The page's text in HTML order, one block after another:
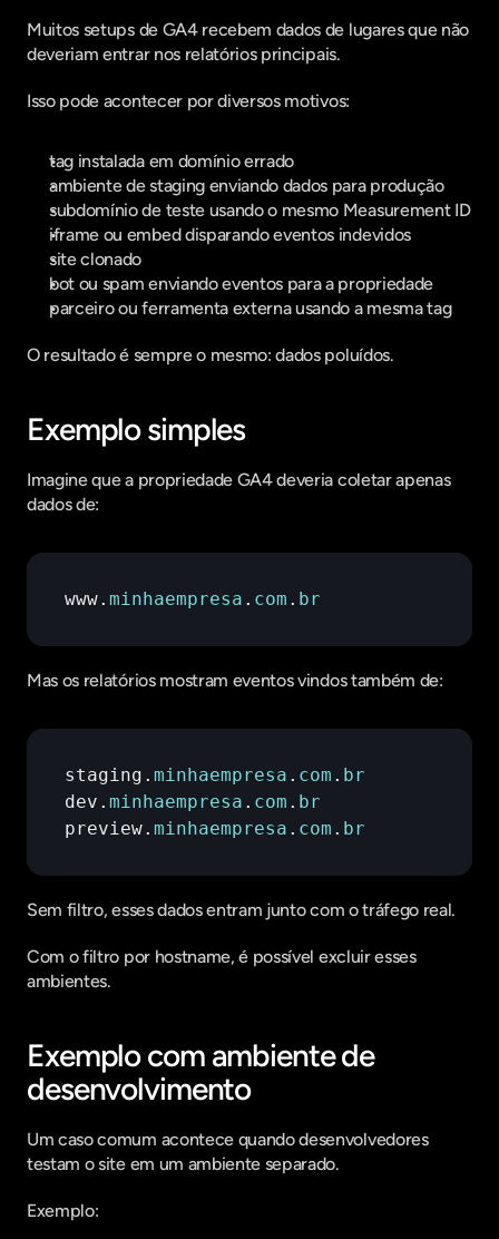
Muitos setups de GA4 recebem dados de lugares que não
deveriam entrar nos relatórios principais.
Isso pode acontecer por diversos motivos:
tag instalada em domínio errado
ambiente de staging enviando dados para produção
subdomínio de teste usando o mesmo Measurement ID
iframe ou embed disparando eventos indevidos
site clonado
bot ou spam enviando eventos para a propriedade
parceiro ou ferramenta externa usando a mesma tag
O resultado é sempre o mesmo: dados poluídos.
Exemplo simples
Imagine que a propriedade GA4 deveria coletar apenas
dados de:
www. minhaempresa . com . br
Mas os relatórios mostram eventos vindos também de:
staging . minhaempresa . com . br
dev . minhaempresa . com . br
preview. minhaempresa . com . br
Sem filtro, esses dados entram junto com o tráfego real.
Com o filtro por hostname, é possível excluir esses
ambientes.
Exemplo com ambiente de
desenvolvimento
Um caso comum acontece quando desenvolvedores
testam o site em um ambiente separado.
Exemplo: